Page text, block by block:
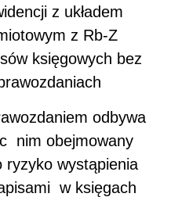
z układem
z Rb-Z
księgowych bez
odbywa
nim obejmowany
ryzyko wystąpienia
w księgach